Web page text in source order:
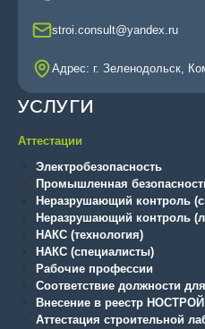
stroi.consult@yandex.ru
Адрес: г. Зеленодольск,
УСЛУГИ
Аттестации
Электробезопасность
Промышленная
Неразрушающий контроль
Неразрушающий контроль
НАКС (технология)
НАКС (специалисты)
Рабочие профессии
Соответствие должности
Внесение в реестр НОСТРОЙ
Аттестация строительной